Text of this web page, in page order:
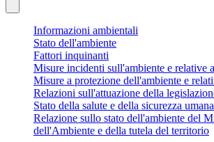
Informazioni ambientali
Stato dell'ambiente
Fattori inquinanti
Misure incidenti sull'ambiente e relative
Misure a protezione dell'ambiente e
Relazioni sull'attuazione della
Stato della salute e della sicurezza umana
Relazione sullo stato dell'ambiente del
dell'Ambiente e della tutela del territorio